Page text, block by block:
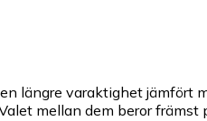
längre varaktighet jämfört
mellan dem beror främst